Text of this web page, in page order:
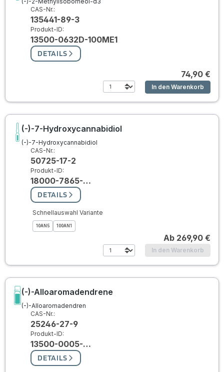
CAS-Nr.:
135441-89-3
Produkt-ID:
13500-0632D-100ME1
DETAILS
74,90 €
In den Warenkorb
(-)-7-Hydroxycannabidiol
(-)-7-Hydroxycannabidiol
CAS-Nr.:
50725-17-2
Produkt-ID:
18000-7865-…
DETAILS
Schnellauswahl Variante
10AN5 100AN1
Ab 269,90 €
In den Warenkorb
(-)-Alloaromadendrene
(-)-Alloaromadendren
CAS-Nr.:
25246-27-9
Produkt-ID:
13500-0005-…
DETAILS